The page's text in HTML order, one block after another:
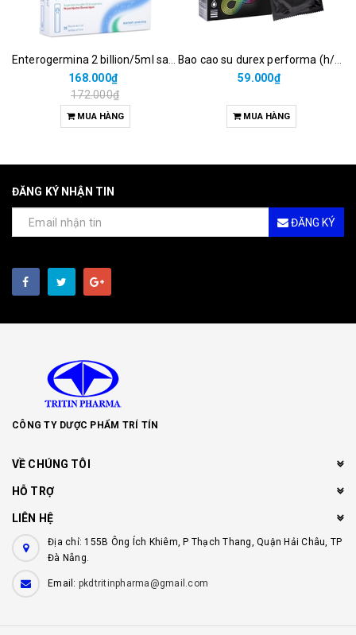
168.000₫
172.000₫
MUA HÀNG
59.000₫
MUA HÀNG
ĐĂNG KÝ NHẬN TIN
ĐĂNG KÝ
CÔNG TY DƯỢC PHẨM TRÍ TÍN
VỀ CHÚNG TÔI
HỖ TRỢ
LIÊN HỆ
Địa chỉ: 155B Ông Ích Khiêm, P Thạch Thang, Quận Hải Châu, TP
Đà Nẵng.
Email: pkdtritinpharma@gmail.com